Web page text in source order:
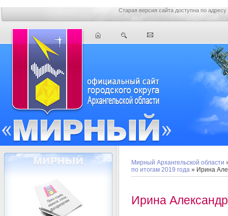
Старая версия сайта доступна по адресу
Мирный Архангельской области
по итогам 2019 года » Ирина
Ирина